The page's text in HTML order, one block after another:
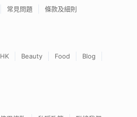
常見問題 條款及細則
HK Beauty Food
Blog